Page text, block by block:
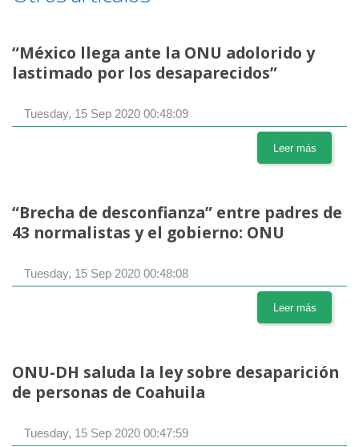
“México llega ante la ONU adolorido y
lastimado por los desaparecidos”
Tuesday, 15 Sep 2020 00:48:09
Leer más
“Brecha de desconfianza” entre padres de
43 normalistas y el gobierno: ONU
Tuesday, 15 Sep 2020 00:48:08
Leer más
ONU-DH saluda la ley sobre desaparición
de personas de Coahuila
Tuesday, 15 Sep 2020 00:47:59